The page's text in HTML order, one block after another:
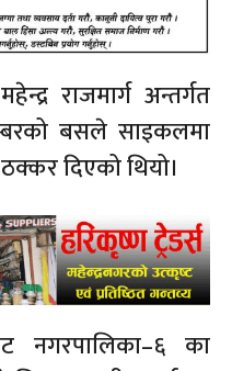
राजमार्ग अन्तर्गत
बसले साइकलमा
ठक्कर दिएको थियो।
नगरपालिका–६ का